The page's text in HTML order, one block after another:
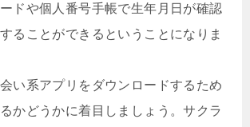
ドや個人番号手帳で生年月日が確認
ることができるということになりま
い系アプリをダウンロードするため
かどうかに着目しましょう。サクラ